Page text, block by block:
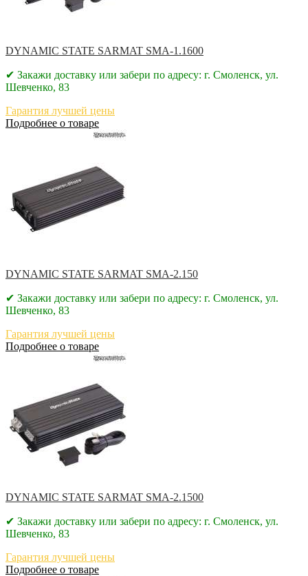
DYNAMIC STATE SARMAT SMA-1.1600
✔ Закажи доставку или забери по адресу: г. Смоленск, ул.
Шевченко, 83
Гарантия лучшей цены
Подробнее о товаре
DYNAMIC STATE SARMAT SMA-2.150
✔ Закажи доставку или забери по адресу: г. Смоленск, ул.
Шевченко, 83
Гарантия лучшей цены
Подробнее о товаре
DYNAMIC STATE SARMAT SMA-2.1500
✔ Закажи доставку или забери по адресу: г. Смоленск, ул.
Шевченко, 83
Гарантия лучшей цены
Подробнее о товаре